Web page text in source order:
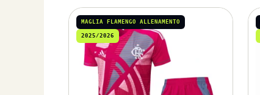
MAGLIA FLAMENGO ALLENAMENTO
2025/2026